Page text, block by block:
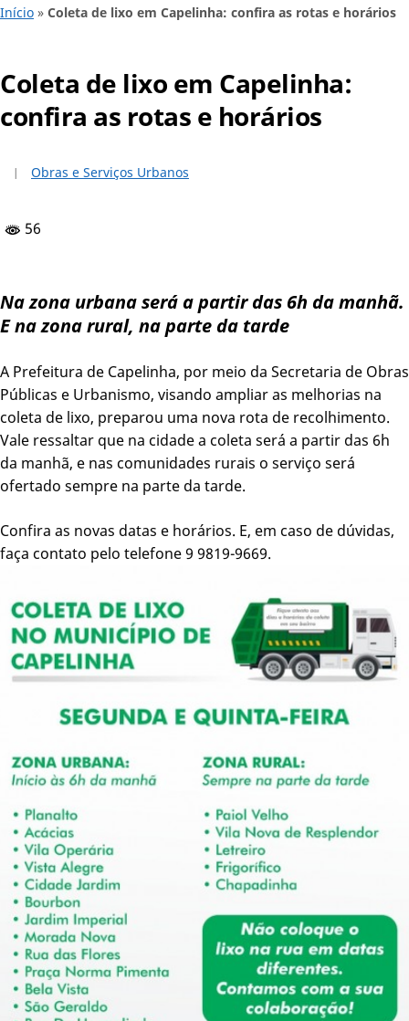
Início » Coleta de lixo em Capelinha: confira as rotas e horários
Coleta de lixo em Capelinha:
confira as rotas e horários
Obras e Serviços Urbanos
56
Na zona urbana será a partir das 6h da manhã.
E na zona rural, na parte da tarde
A Prefeitura de Capelinha, por meio da Secretaria de Obras
Públicas e Urbanismo, visando ampliar as melhorias na
coleta de lixo, preparou uma nova rota de recolhimento.
Vale ressaltar que na cidade a coleta será a partir das 6h
da manhã, e nas comunidades rurais o serviço será
ofertado sempre na parte da tarde.
Confira as novas datas e horários. E, em caso de dúvidas,
faça contato pelo telefone 9 9819-9669.